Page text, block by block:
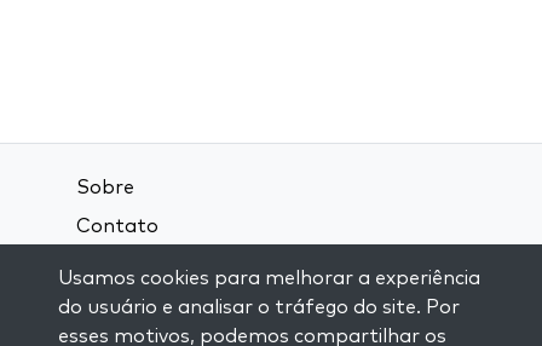
Sobre
Contato
Política de Privacidade
Usamos cookies para melhorar a experiência
do usuário e analisar o tráfego do site. Por
esses motivos, podemos compartilhar os